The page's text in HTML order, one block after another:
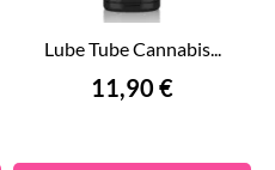
Lube Tube Cannabis...
Prix
11,90 €